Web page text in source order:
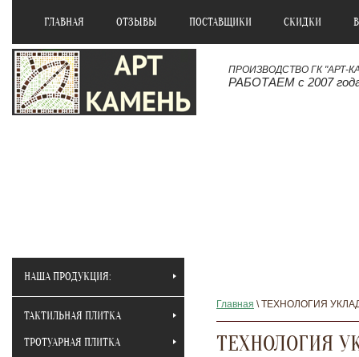
ГЛАВНАЯ ОТЗЫВЫ ПОСТАВЩИКИ СКИДКИ
ПРОИЗВОДСТВО ГК "АРТ-
РАБОТАЕМ с 2007
НАША ПРОДУКЦИЯ:
ТАКТИЛЬНАЯ ПЛИТКА
ТРОТУАРНАЯ ПЛИТКА
Главная \ ТЕХНОЛОГИЯ
ТЕХНОЛОГИЯ